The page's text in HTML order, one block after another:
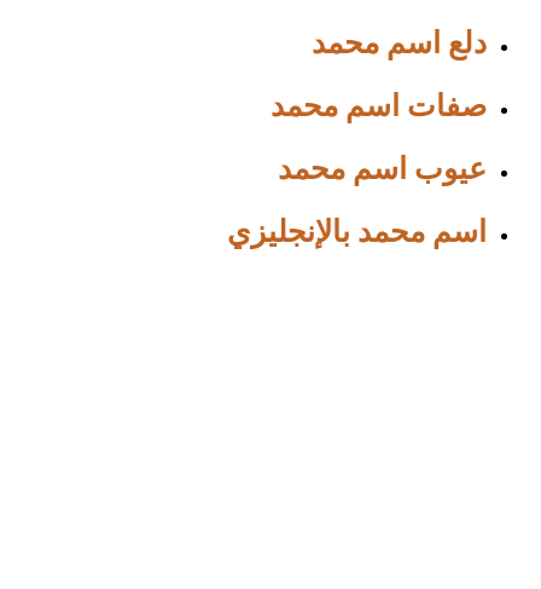
دلع اسم محمد
صفات اسم محمد
عيوب اسم محمد
اسم محمد بالإنجليزي